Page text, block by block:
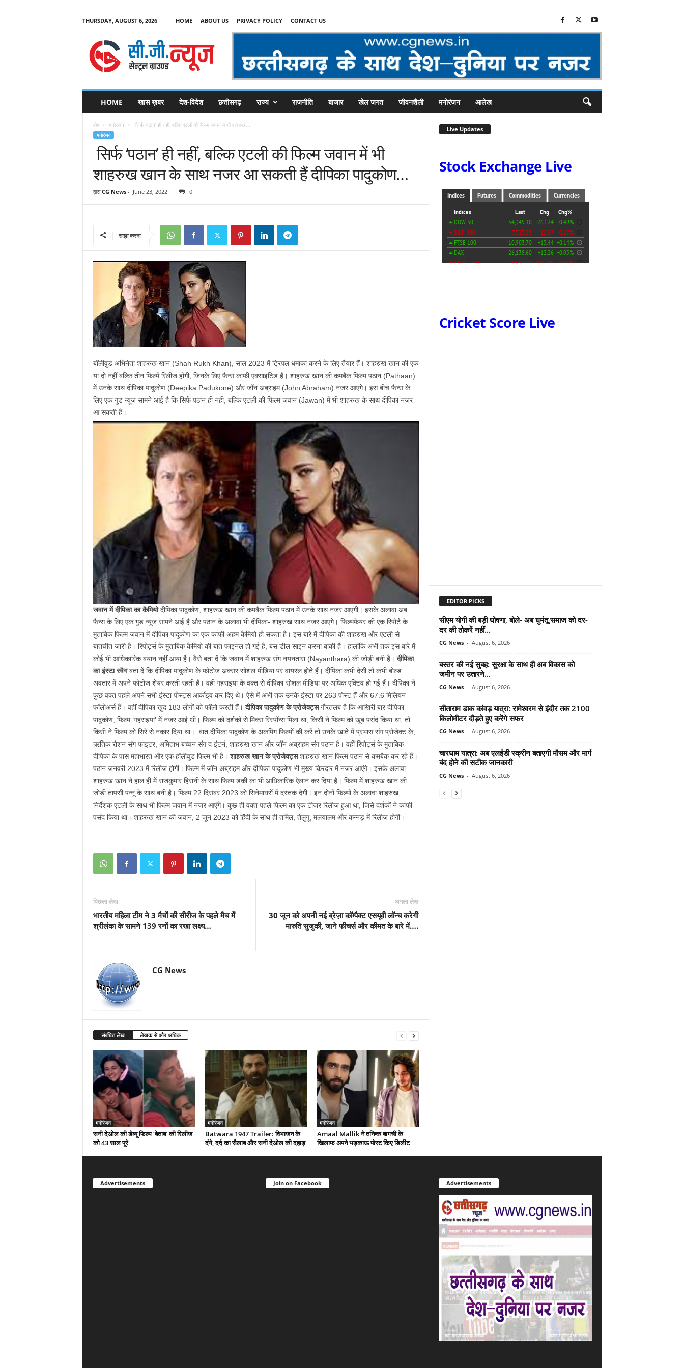
THURSDAY, AUGUST 6, 2026 HOME ABOUT US PRIVACY POLICY CONTACT US
C
HOME खास ख़बर देश-विदेश छत्तीसगढ़ राज्य राजनीति बाजार खेल जगत जीवनशैली मनोरंजन आलेख
होम मनोरंजन सिर्फ ‘पठान’ ही नहीं, बल्कि एटली की फिल्म जवान में भी शाहरुख...
मनोरंजन
सिर्फ ‘पठान’ ही नहीं, बल्कि एटली की फिल्म जवान में भी
शाहरुख खान के साथ नजर आ सकती हैं दीपिका पादुकोण…
द्वारा CG News- June 23, 2022 0
साझा करना
बॉलीवुड अभिनेता शाहरुख खान (Shah Rukh Khan), साल 2023 में ट्रिपल धमाका करने के लिए तैयार हैं। शाहरुख खान की एक
या दो नहीं बल्कि तीन फिल्में रिलीज होंगी, जिनके लिए फैन्स काफी एक्साइटिड हैं। शाहरुख खान की कमबैक फिल्म पठान (Pathaan)
में उनके साथ दीपिका पादुकोण (Deepika Padukone) और जॉन अब्राहम (John Abraham) नजर आएंगे। इस बीच फैन्स के
लिए एक गुड न्यूज सामने आई है कि सिर्फ पठान ही नहीं, बल्कि एटली की फिल्म जवान (Jawan) में भी शाहरुख के साथ दीपिका नजर
आ सकती हैं।
जवान में दीपिका का कैमियोदीपिका पादुकोण, शाहरुख खान की कमबैक फिल्म पठान में उनके साथ नजर आएंगी। इसके अलावा अब
फैन्स के लिए एक गुड न्यूज सामने आई है और पठान के अलावा भी दीपिका- शाहरुख साथ नजर आएंगे। फिल्मफेयर की एक रिपोर्ट के
मुताबिक फिल्म जवान में दीपिका पादुकोण का एक काफी अहम कैमियो हो सकता है। इस बारे में दीपिका की शाहरुख और एटली से
बातचीत जारी है। रिपोर्ट्स के मुताबिक कैमियो की बात फाइनल हो गई है, बस डील साइन करना बाकी है। हालांकि अभी तक इस बारे में
कोई भी आधिकारिक बयान नहीं आया है। वैसे बता दें कि जवान में शाहरुख संग नयनतारा (Nayanthara) की जोड़ी बनी है।दीपिका
का इंस्टा स्वैगबता दें कि दीपिका पादुकोण के फोटोज अक्सर सोशल मीडिया पर वायरल होते हैं। दीपिका कभी देसी तो कभी बोल्ड
अवतार में अपने फोटोज शेयर करती रहती हैं। वहीं गहराइयां के वक्त से दीपिका सोशल मीडिया पर अधिक एक्टिव हो गई हैं। दीपिका ने
कुछ वक्त पहले अपने सभी इंस्टा पोस्ट्स आर्काइव कर दिए थे। ऐसे में अभी तक उनके इंस्टा पर 263 पोस्ट हैं और 67.6 मिलियन
फॉलोअर्स हैं। वहीं दीपिका खुद 183 लोगों को फॉलो करती हैं।दीपिका पादुकोण के प्रोजेक्ट्सगौरतलब है कि आखिरी बार दीपिका
पादुकोण, फिल्म ‘गहराइयां’ में नजर आई थीं। फिल्म को दर्शकों से मिक्स रिस्पॉन्स मिला था, किसी ने फिल्म को खूब पसंद किया था, तो
किसी ने फिल्म को सिरे से नकार दिया था। बात दीपिका पादुकोण के अकमिंग फिल्मों की करें तो उनके खाते में प्रभास संग प्रोजेक्ट के,
ऋतिक रोशन संग फाइटर, अमिताभ बच्चन संग द इंटर्न, शाहरुख खान और जॉन अब्राहम संग पठान है। वहीं रिपोर्ट्स के मुताबिक
दीपिका के पास महाभारत और एक हॉलीवुड फिल्म भी है।शाहरुख खान के प्रोजेक्ट्सशाहरुख खान फिल्म पठान से कमबैक कर रहे हैं।
पठान जनवरी 2023 में रिलीज होगी। फिल्म में जॉन अब्राहम और दीपिका पादुकोण भी मुख्य किरदार में नजर आएंगे। इसके अलावा
शाहरुख खान ने हाल ही में राजकुमार हिरानी के साथ फिल्म डंकी का भी आधिकारिक ऐलान कर दिया है। फिल्म में शाहरुख खान की
जोड़ी तापसी पन्नू के साथ बनी है। फिल्म 22 दिसंबर 2023 को सिनेमाघरों में दस्तक देगी। इन दोनों फिल्मों के अलावा शाहरुख,
निर्देशक एटली के साथ भी फिल्म जवान में नजर आएंगे। कुछ ही वक्त पहले फिल्म का एक टीजर रिलीज हुआ था, जिसे दर्शकों ने काफी
पसंद किया था। शाहरुख खान की जवान, 2 जून 2023 को हिंदी के साथ ही तमिल, तेलुगू, मलयालम और कन्नड़ में रिलीज होगी।
पिछला लेख
भारतीय महिला टीम ने 3 मैचों की सीरीज के पहले मैच में
श्रीलंका के सामने 139 रनों का रखा लक्ष्य…
अगला लेख
30 जून को अपनी नई ब्रेज़ा कॉम्पैक्ट एसयूवी लॉन्च करेगी
मारुति सुजुकी, जाने फीचर्स और कीमत के बारे में….
CG News
संबंधित लेख लेखक से और अधिक
मनोरंजन
सनी देओल की डेब्यू फिल्म ‘बेताब’ की रिलीज
को 43 साल पूरे
मनोरंजन
Batwara 1947 Trailer: विभाजन के
दंगे, दर्द का सैलाब और सनी देओल की दहाड़
मनोरंजन
Amaal Mallik ने तनिष्क बागची के
खिलाफ अपने भड़काऊ पोस्ट किए डिलीट
Live Updates
Stock Exchange Live
Cricket Score Live
EDITOR PICKS
सीएम योगी की बड़ी घोषणा, बोले- अब घुमंतू समाज को दर-
दर की ठोकरें नहीं...
CG News - August 6, 2026
बस्तर की नई सुबह: सुरक्षा के साथ ही अब विकास को
जमीन पर उतारने...
CG News - August 6, 2026
सीताराम डाक कांवड़ यात्रा: रामेश्वरम से इंदौर तक 2100
किलोमीटर दौड़ते हुए करेंगे सफर
CG News - August 6, 2026
चारधाम यात्रा: अब एलईडी स्क्रीन बताएगी मौसम और मार्ग
बंद होने की सटीक जानकारी
CG News - August 6, 2026
Advertisements Join on Facebook Advertisements